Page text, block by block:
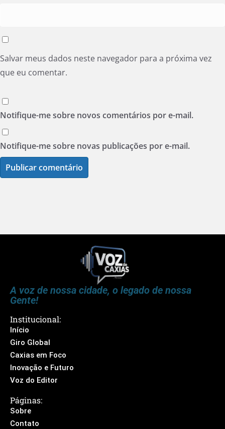
Salvar meus dados neste navegador para a próxima vez
que eu comentar.
Notifique-me sobre novos comentários por e-mail.
Notifique-me sobre novas publicações por e-mail.
A voz de nossa cidade, o legado de nossa
Gente!
Institucional:
Início
Giro Global
Caxias em Foco
Inovação e Futuro
Voz do Editor
Páginas:
Sobre
Contato